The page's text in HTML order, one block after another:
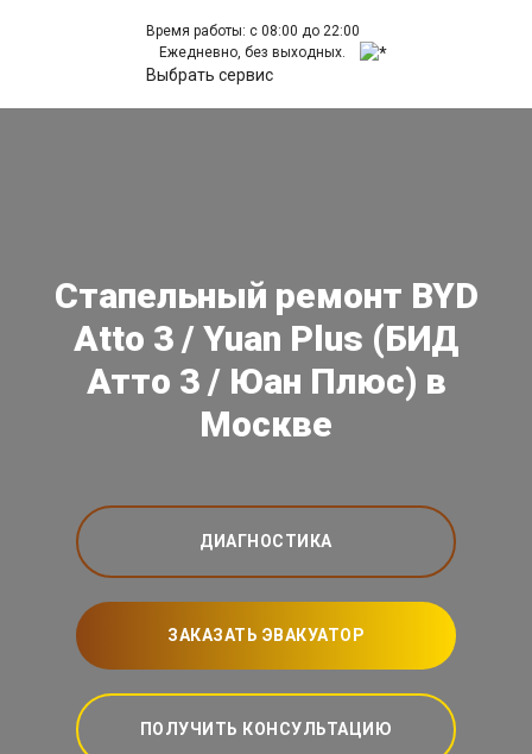
Время работы: с 08:00 до 22:00
Ежедневно, без выходных.
Выбрать сервис
Стапельный ремонт BYD
Atto 3 / Yuan Plus (БИД
Атто 3 / Юан Плюс) в
Москве
ДИАГНОСТИКА
ЗАКАЗАТЬ ЭВАКУАТОР
ПОЛУЧИТЬ КОНСУЛЬТАЦИЮ